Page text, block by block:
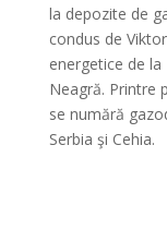
la depozite de
condus de
energetice de
Neagră. Printre
se numără
Serbia şi Cehia.